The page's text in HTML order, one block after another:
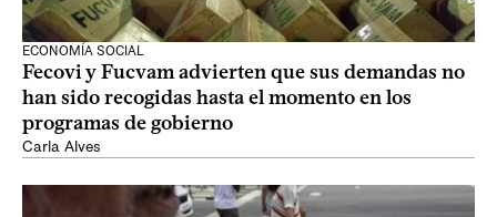
ECONOMÍA SOCIAL
Fecovi y Fucvam advierten que sus demandas no
han sido recogidas hasta el momento en los
programas de gobierno
Carla Alves